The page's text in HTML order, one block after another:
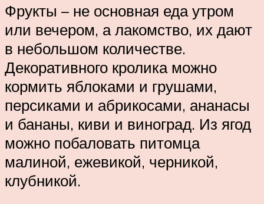
Фрукты – не основная еда утром
или вечером, а лакомство, их дают
в небольшом количестве.
Декоративного кролика можно
кормить яблоками и грушами,
персиками и абрикосами, ананасы
и бананы, киви и виноград. Из ягод
можно побаловать питомца
малиной, ежевикой, черникой,
клубникой.